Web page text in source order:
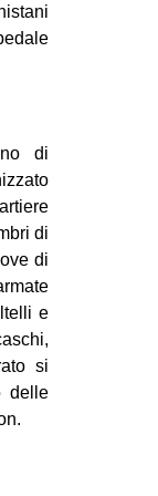
di
di
di
e
si
delle